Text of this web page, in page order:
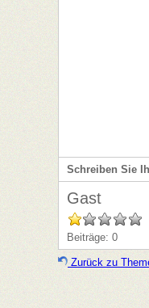
Schreiben Sie
Gast
Beiträge: 0
Zurück zu